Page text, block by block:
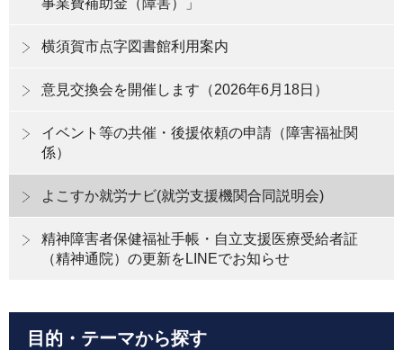
横須賀市点字図書館利用案内
意見交換会を開催します（2026年6月18日）
イベント等の共催・後援依頼の申請（障害福祉関
係）
よこすか就労ナビ(就労支援機関合同説明会)
精神障害者保健福祉手帳・自立支援医療受給者証
（精神通院）の更新をLINEでお知らせ
目的・テーマから探す